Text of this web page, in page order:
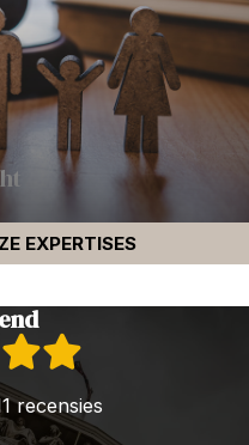
EXPERTISES
recensies